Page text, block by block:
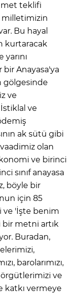
teklifi
milletimizin
Bu hayal
kurtaracak
bir Anayasa'ya
gölgesinde
ve
ve
ak sütü gibi
olan
ve birinci
sınıf anayasa
böyle bir
için 85
ve 'İşte benim
bir metni artık
Buradan,
barolarımızı,
örgütlerimizi ve
katkı vermeye